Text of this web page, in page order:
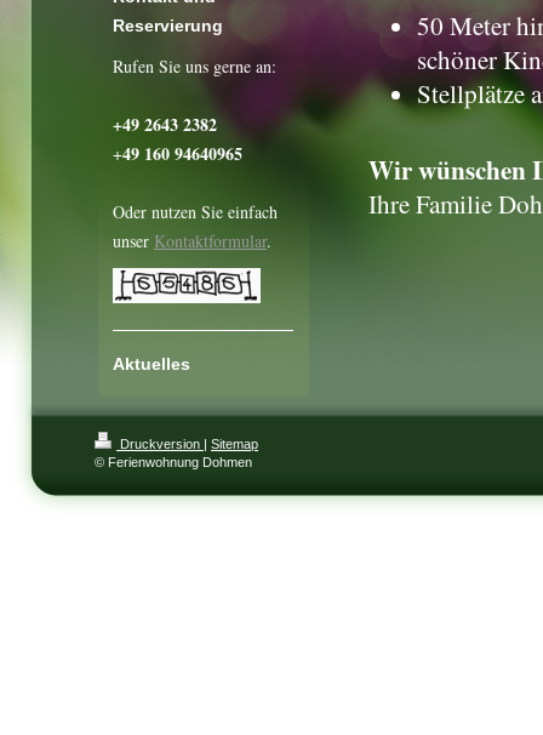
50 Meter
schöner
Stellplätze
Wir wünschen
Ihre Familie
Reservierung
Rufen Sie uns gerne an:
+49 2643 2382
+49 160 94640965
Oder nutzen Sie einfach
unser Kontaktformular.
Aktuelles
Druckversion | Sitemap
© Ferienwohnung Dohmen